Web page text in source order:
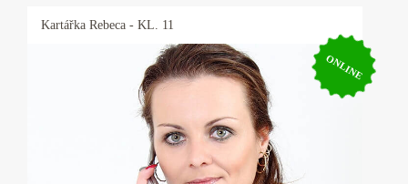
Kartářka Rebeca - KL. 11
ONLINE
Kartářka Rebeca
Řešíte vztahy, lásku, peníze, zaměstnání nebo